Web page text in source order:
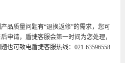
品质量问题有“退换返修”的需求，您可
申请，盾捷客服会第一时间为您处理，
也可致电盾捷客服热线：021-63596558